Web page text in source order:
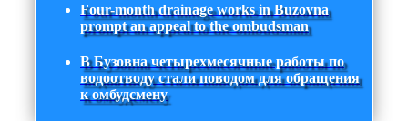
Four-month drainage works in Buzovna
prompt an appeal to the ombudsman
В Бузовна четырехмесячные работы по
водоотводу стали поводом для обращения
к омбудсмену